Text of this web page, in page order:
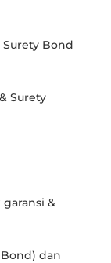
Surety Bond
Surety
garansi &
dan